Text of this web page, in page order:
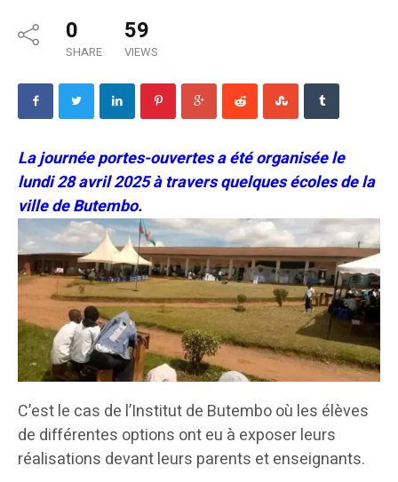
0
SHARE
59
VIEWS
La journée portes-ouvertes a été organisée le
lundi 28 avril 2025 à travers quelques écoles de la
ville de Butembo.
C’est le cas de l’Institut de Butembo où les élèves
de différentes options ont eu à exposer leurs
réalisations devant leurs parents et enseignants.